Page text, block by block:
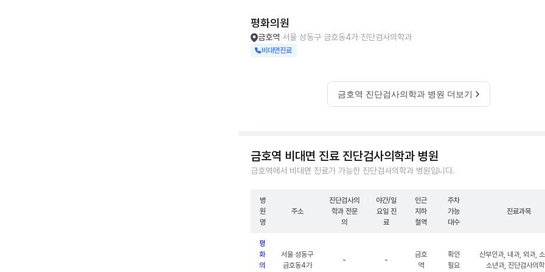
평화의원
금호역 서울 성동구 금호동4가 진단검사의학과
비대면진료
금호역 진단검사의학과 병원 더보기
금호역 비대면 진료 진단검사의학과 병원
금호역에서 비대면 진료가 가능한 진단검사의학과 병원입니다.
병
원
명
주소
진단검사의
학과 전문
의
야간/일
요일 진
료
인근
지하
철역
주차
가능
대수
진료과목
평
화
의
서울 성동구
금호동4가
- -
금호
역
확인
필요
산부인과, 내과, 외과,
소년과, 진단검사의